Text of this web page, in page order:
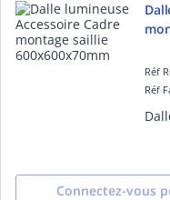
Réf
Réf
Connectez-vous